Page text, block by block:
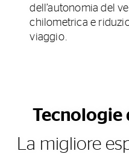
dell’autonomia del
chilometrica e
viaggio.
Tecnologie
La migliore